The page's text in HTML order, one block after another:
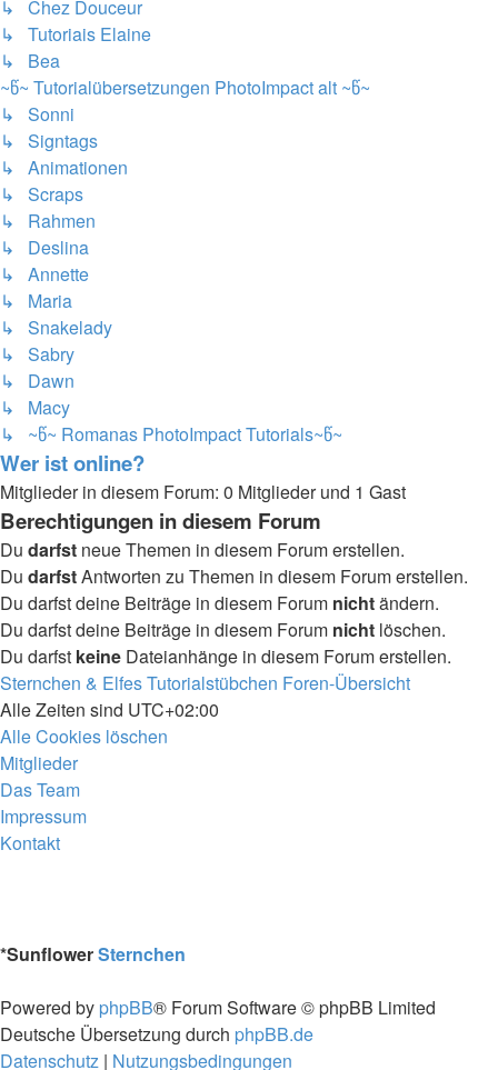
↳ Chez Douceur
↳ Tutoriais Elaine
↳ Bea
~წ~ Tutorialübersetzungen PhotoImpact alt ~წ~
↳ Sonni
↳ Signtags
↳ Animationen
↳ Scraps
↳ Rahmen
↳ Deslina
↳ Annette
↳ Maria
↳ Snakelady
↳ Sabry
↳ Dawn
↳ Macy
↳ ~წ~ Romanas PhotoImpact Tutorials~წ~
Wer ist online?
Mitglieder in diesem Forum: 0 Mitglieder und 1 Gast
Berechtigungen in diesem Forum
Du darfst neue Themen in diesem Forum erstellen.
Du darfstAntworten zu Themen in diesem Forum erstellen.
Du darfst deine Beiträge in diesem Forum nichtändern.
Du darfst deine Beiträge in diesem Forum nicht löschen.
Du darfst keine Dateianhänge in diesem Forum erstellen.
Sternchen & Elfes Tutorialstübchen Foren-Übersicht
Alle Zeiten sind UTC+02:00
Alle Cookies löschen
Mitglieder
Das Team
Impressum
Kontakt
*SunflowerSternchen
Powered by phpBB® Forum Software © phpBB Limited
Deutsche Übersetzung durch phpBB.de
Datenschutz | Nutzungsbedingungen